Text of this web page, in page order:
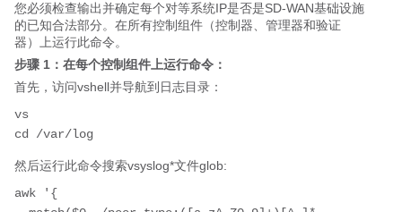
您必须检查输出并确定每个对等系统IP是否是SD-WAN基础设施
的已知合法部分。在所有控制组件（控制器、管理器和验证
器）上运行此命令。
步骤 1：在每个控制组件上运行命令：
首先，访问vshell并导航到日志目录：
vs
cd /var/log
然后运行此命令搜索vsyslog*文件glob:
awk '{